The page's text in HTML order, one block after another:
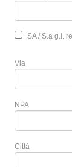
SA / S.a g.l.
Via
NPA
Città